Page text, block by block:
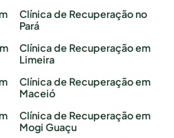
Clínica de Recuperação no
Pará
Clínica de Recuperação em
Limeira
Clínica de Recuperação em
Maceió
Clínica de Recuperação em
Mogi Guaçu